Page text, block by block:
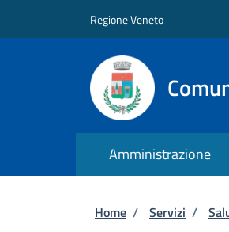
Regione Veneto
Amministrazione
Briciole
Home / Servizi /